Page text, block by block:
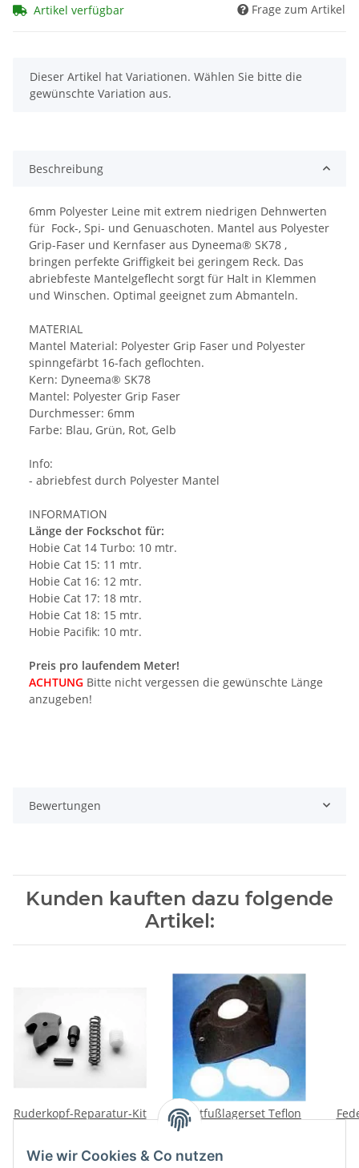
Artikel verfügbar Frage zum Artikel
x
Dieser Artikel hat Variationen. Wählen Sie bitte die
gewünschte Variation aus.
Beschreibung
6mm Polyester Leine mit extrem niedrigen Dehnwerten
für Fock-, Spi- und Genuaschoten. Mantel aus Polyester
Grip-Faser und Kernfaser aus Dyneema® SK78 ,
bringen perfekte Griffigkeit bei geringem Reck. Das
abriebfeste Mantelgeflecht sorgt für Halt in Klemmen
und Winschen. Optimal geeignet zum Abmanteln.
MATERIAL
Mantel Material: Polyester Grip Faser und Polyester
spinngefärbt 16-fach geflochten.
Kern: Dyneema® SK78
Mantel: Polyester Grip Faser
Durchmesser: 6mm
Farbe: Blau, Grün, Rot, Gelb
Info:
- abriebfest durch Polyester Mantel
INFORMATION
Länge der Fockschot für:
Hobie Cat 14 Turbo: 10 mtr.
Hobie Cat 15: 11 mtr.
Hobie Cat 16: 12 mtr.
Hobie Cat 17: 18 mtr.
Hobie Cat 18: 15 mtr.
Hobie Pacifik: 10 mtr.
Preis pro laufendem Meter!
ACHTUNG Bitte nicht vergessen die gewünschte Länge
anzugeben!
Bewertungen
Kunden kauften dazu folgende
Artikel:
Ruderkopf-Reparatur-Kit
25,00 €
Mastfußlagerset Teflon
Wie wir Cookies & Co nutzen